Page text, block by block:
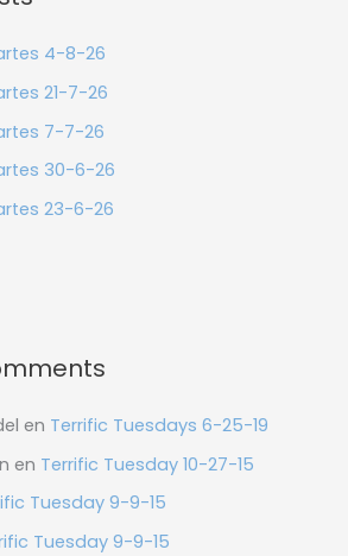
4-8-26
21-7-26
7-7-26
30-6-26
23-6-26
en Terrific Tuesdays 6-25-19
en Terrific Tuesday 10-27-15
Tuesday 9-9-15
Tuesday 9-9-15